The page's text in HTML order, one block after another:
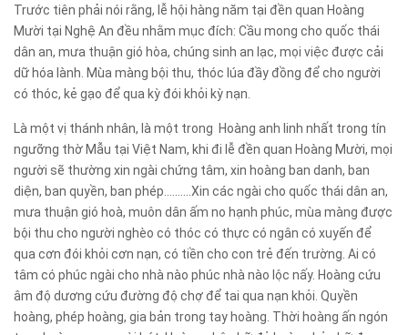
Trước tiên phải nói rằng, lễ hội hàng năm tại đền quan Hoàng
Mười tại Nghệ An đều nhằm mục đích: Cầu mong cho quốc thái
dân an, mưa thuận gió hòa, chúng sinh an lạc, mọi việc được cải
dữ hóa lành. Mùa màng bội thu, thóc lúa đầy đồng để cho người
có thóc, kẻ gạo để qua kỳ đói khỏi kỳ nạn.
Là một vị thánh nhân, là một trong Hoàng anh linh nhất trong tín
ngưỡng thờ Mẫu tại Việt Nam, khi đi lễ đền quan Hoàng Mười, mọi
người sẽ thường xin ngài chứng tâm, xin hoàng ban danh, ban
diện, ban quyền, ban phép..........Xin các ngài cho quốc thái dân an,
mưa thuận gió hoà, muôn dân ấm no hạnh phúc, mùa màng được
bội thu cho người nghèo có thóc có thực có ngân có xuyến để
qua cơn đói khỏi cơn nạn, có tiền cho con trẻ đến trường. Ai có
tâm có phúc ngài cho nhà nào phúc nhà nào lộc nấy. Hoàng cứu
âm độ dương cứu đường độ chợ để tai qua nạn khỏi. Quyền
hoàng, phép hoàng, gia bản trong tay hoàng. Thời hoàng ấn ngón